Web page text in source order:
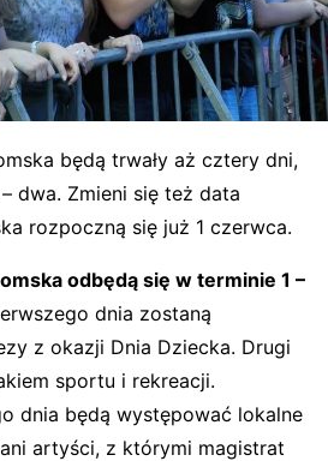
będą trwały aż cztery dni,
dwa. Zmieni się też data
rozpoczną się już 1 czerwca.
odbędą się w terminie 1 –
dnia zostaną
z okazji Dnia Dziecka. Drugi
sportu i rekreacji.
dnia będą występować lokalne
artyści, z którymi magistrat